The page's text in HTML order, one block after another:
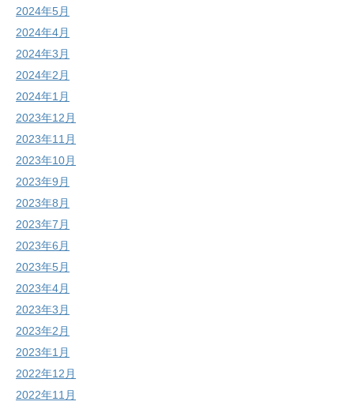
2024年5月
2024年4月
2024年3月
2024年2月
2024年1月
2023年12月
2023年11月
2023年10月
2023年9月
2023年8月
2023年7月
2023年6月
2023年5月
2023年4月
2023年3月
2023年2月
2023年1月
2022年12月
2022年11月